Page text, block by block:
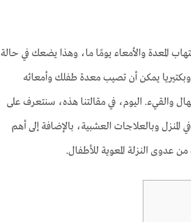
المعدة والأمعاء يومًا ما، وهذا يضعك في حالة
يمكن أن تصيب معدة طفلك وأمعائه
والقيء. اليوم، في مقالتنا هذه، سنتعرف على
المنزل وبالعلاجات العشبية، بالإضافة إلى أهم
عدوى النزلة المعوية للأطفال.